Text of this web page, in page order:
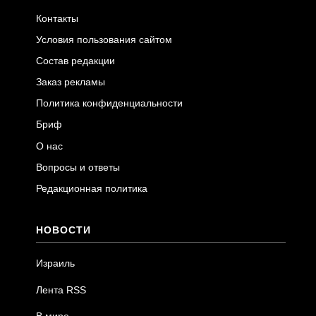
Контакты
Условия пользования сайтом
Состав редакции
Заказ рекламы
Политика конфиденциальности
Бриф
О нас
Вопросы и ответы
Редакционная политика
НОВОСТИ
Израиль
Лента RSS